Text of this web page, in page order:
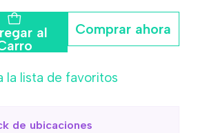
al Comprar ahora
la lista de favoritos
de ubicaciones